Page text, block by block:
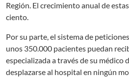
Región. El crecimiento anual de
ciento.
Por su parte, el sistema de
unos 350.000 pacientes puedan
especializada a través de su médico
desplazarse al hospital en ningún